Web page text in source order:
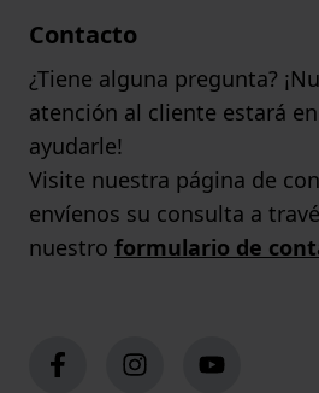
Contacto
¿Tiene alguna pregunta?
atención al cliente estará
ayudarle!
Visite nuestra página de
envíenos su consulta a
nuestro formulario de